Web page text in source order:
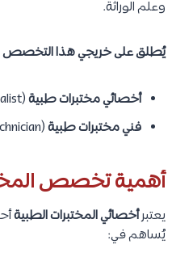
وعلم الوراثة.
يُطلق على خريجي هذا
أخصائي مختبرات طبية(Medical Laboratory Specialist)
فني مختبرات طبية(Medical Laboratory Technician)
أهمية تخصص
يعتبرأخصائي المختبرات الطبية
يُساهم في: